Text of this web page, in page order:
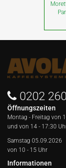
0202
Öffnungszeiten
Montag - Freitag von
und von 14 - 17:30
Samstag 05.09.2026
von 10 - 15 Uhr
Informationen